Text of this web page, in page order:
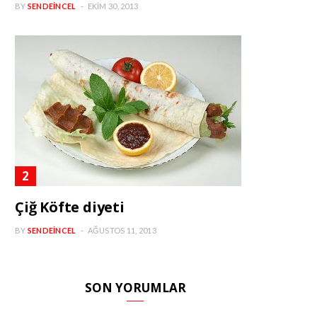
BY SENDEINCEL EKIM 30, 2013
Çiğ Köfte diyeti
BY SENDEINCEL AĞUSTOS 11, 2013
SON YORUMLAR